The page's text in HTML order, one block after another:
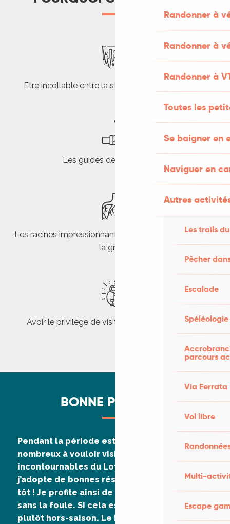
Randonner à
Randonner à
Randonner à
Toutes les
Se baigner en
Naviguer en
Autres
Les trails
Pêcher
Escalade
Spéléologie
parcours
Via Ferrata
Vol libre
Multi-
Escape
Etre incollable entre la stalagmite et la stalactite
Les guides de visites au top
Les racines impressionnantes du chêne à l’intérieur de
la grotte
Avoir le privilège de visiter une version originale
BONNE PRATIQUE
Pendant la période estivale, nous sommes
nombreux à vouloir visiter les sites
incontournables du Lot. Comme Dormeur,
j’adopte de bonnes résolutions : je me lève
tôt ! Je profite ainsi de la visite de ces lieux
sans la foule. Si cela est possible, je viens
plutôt hors-saison. Le Lot est magique en